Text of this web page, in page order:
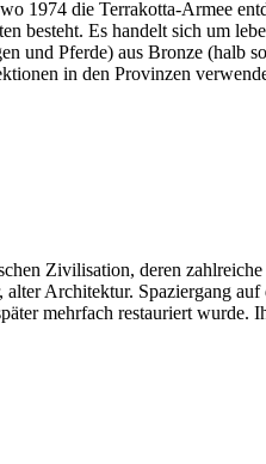
1974 die Terrakotta-Armee
besteht. Es handelt sich um
und Pferde) aus Bronze (halb
in den Provinzen
Zivilisation, deren
Architektur. Spaziergang auf
mehrfach restauriert wurde.